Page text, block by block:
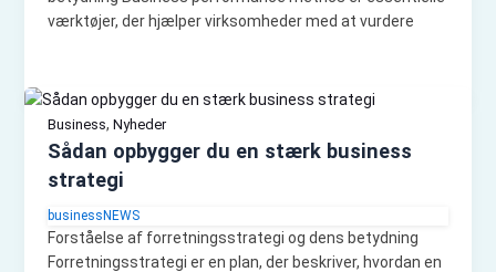
værktøjer, der hjælper virksomheder med at vurdere
Business, Nyheder
Sådan opbygger du en stærk business
strategi
businessNEWS
Forståelse af forretningsstrategi og dens betydning
Forretningsstrategi er en plan, der beskriver, hvordan en